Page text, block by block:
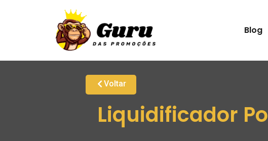
Blog
Voltar
Liquidificador